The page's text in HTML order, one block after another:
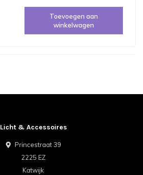
Toevoegen aan
winkelwagen
Licht & Accessoires
Princestraat 39
2225 EZ
Katwijk